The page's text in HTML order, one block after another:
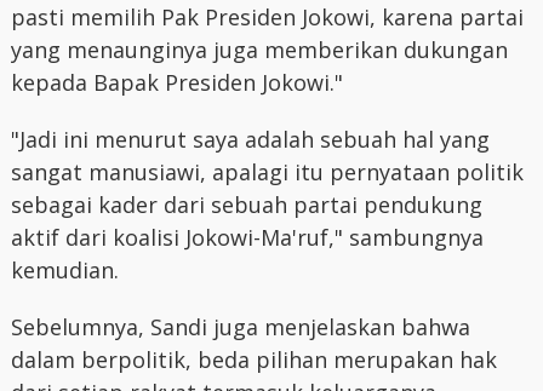
pasti memilih Pak Presiden Jokowi, karena partai
yang menaunginya juga memberikan dukungan
kepada Bapak Presiden Jokowi."
"Jadi ini menurut saya adalah sebuah hal yang
sangat manusiawi, apalagi itu pernyataan politik
sebagai kader dari sebuah partai pendukung
aktif dari koalisi Jokowi-Ma'ruf," sambungnya
kemudian.
Sebelumnya, Sandi juga menjelaskan bahwa
dalam berpolitik, beda pilihan merupakan hak